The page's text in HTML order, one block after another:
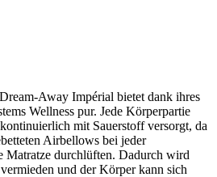
Away Impérial bietet dank ihres
Wellness pur. Jede Körperpartie
mit Sauerstoff versorgt, da
Airbellows bei jeder
Matratze durchlüften. Dadurch wird
und der Körper kann sich